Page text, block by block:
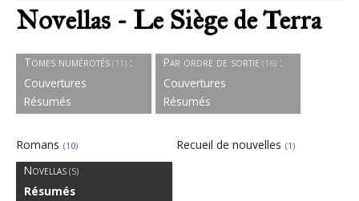
Novellas - Le Siège de Terra
Tomes numérotés (11) :
Couvertures
Résumés
Par ordre de sortie (16):
Couvertures
Résumés
Romans (10) Recueil de nouvelles (1)
Novellas (5)
Résumés